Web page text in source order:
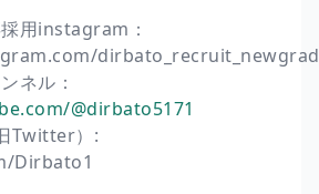
用instagram：
ネル：
@dirbato5171
Twitter）:
Dirbato1